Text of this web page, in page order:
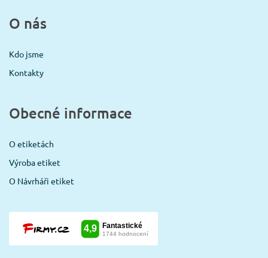
O nás
Kdo jsme
Kontakty
Obecné informace
O etiketách
Výroba etiket
O Návrháři etiket